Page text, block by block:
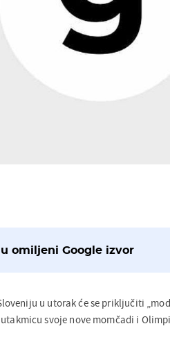
omiljeni Google izvor
u utorak će se priključiti
svoje nove momčadi i